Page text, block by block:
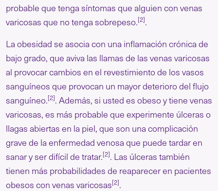
probable que tenga síntomas que alguien con venas
varicosas que no tenga sobrepeso.[2].
La obesidad se asocia con una inflamación crónica de
bajo grado, que aviva las llamas de las venas varicosas
al provocar cambios en el revestimiento de los vasos
sanguíneos que provocan un mayor deterioro del flujo
sanguíneo.[2]. Además, si usted es obeso y tiene venas
varicosas, es más probable que experimente úlceras o
llagas abiertas en la piel, que son una complicación
grave de la enfermedad venosa que puede tardar en
sanar y ser difícil de tratar.[2]. Las úlceras también
tienen más probabilidades de reaparecer en pacientes
obesos con venas varicosas[2].